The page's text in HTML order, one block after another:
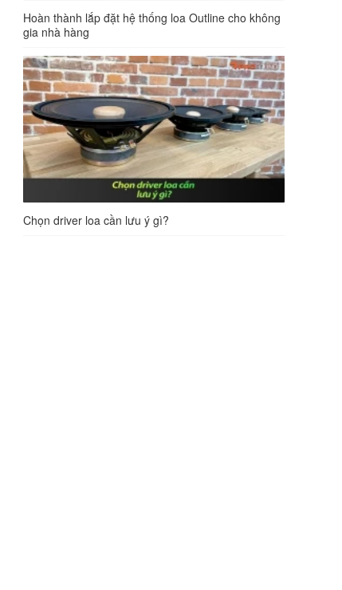
Hoàn thành lắp đặt hệ thống loa Outline cho không
gia nhà hàng
Chọn driver loa cần lưu ý gì?